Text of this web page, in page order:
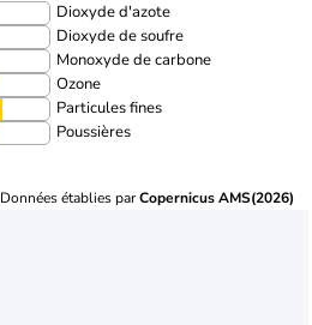
Dioxyde d'azote
Dioxyde de soufre
Monoxyde de carbone
Ozone
Particules fines
Poussières
Données établies parCopernicus AMS(2026)